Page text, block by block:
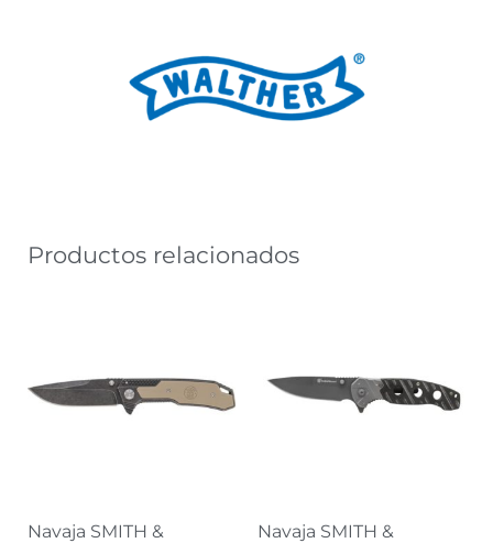
Productos relacionados
Navaja SMITH &
Navaja SMITH &